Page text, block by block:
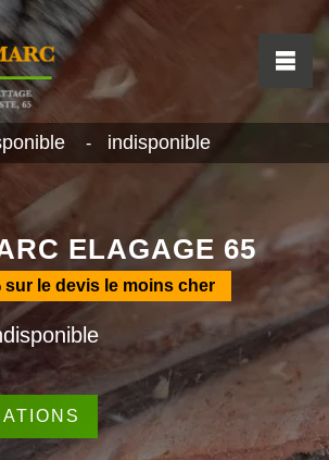
- indisponible
ELAGAGE 65
sur le devis le moins cher